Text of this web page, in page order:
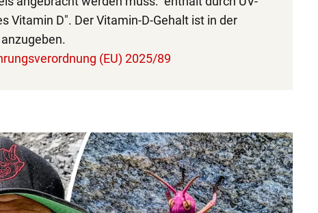
Vitamin D". Der Vitamin-D-Gehalt ist in der
(EU) 2025/89